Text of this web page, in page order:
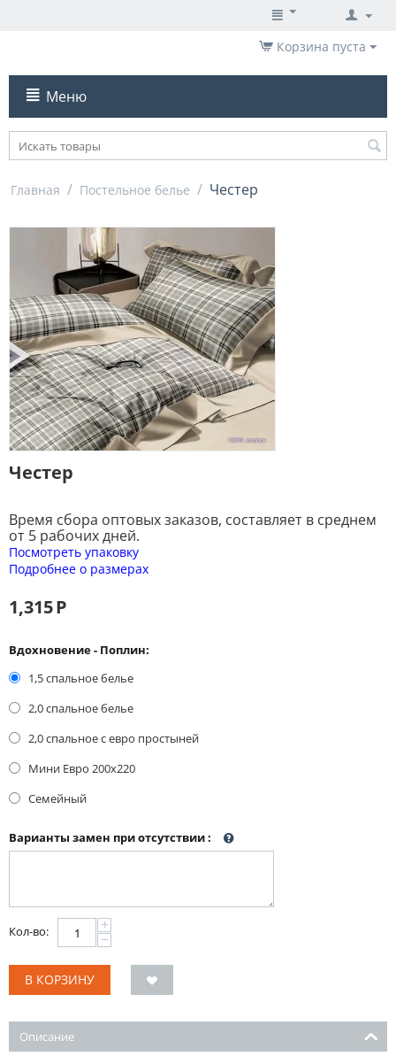
Корзина пуста
Меню
Главная / Постельное белье / Честер
Честер
Время сбора оптовых заказов, составляет в среднем
от 5 рабочих дней.
Посмотреть упаковку
Подробнее о размерах
1,315Р
Вдохновение - Поплин:
1,5 спальное белье
2,0 спальное белье
2,0 спальное с евро простыней
Мини Евро 200x220
Семейный
Варианты замен при отсутствии:
Кол-во: +
−
В КОРЗИНУ
Описание